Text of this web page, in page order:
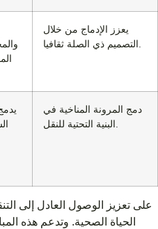
يعزز الإدماج من خلال
التصميم ذي الصلة ثقافيا.
دمج المرونة المناخية في
البنية التحتية للنقل.
الحياة الصحية. وتدعم هذه